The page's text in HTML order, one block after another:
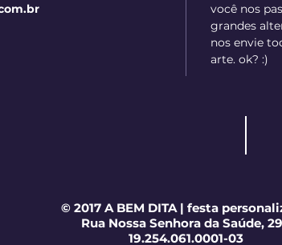
você nos
grandes
nos envie
arte. ok? :)
© 2017 A BEM DITA | festa
Rua Nossa Senhora da Saúde,
19.254.061.0001-03